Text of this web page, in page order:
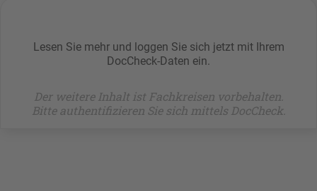
Lesen Sie mehr und loggen Sie sich jetzt mit Ihrem
DocCheck-Daten ein.
Der weitere Inhalt ist Fachkreisen vorbehalten.
Bitte authentifizieren Sie sich mittels DocCheck.